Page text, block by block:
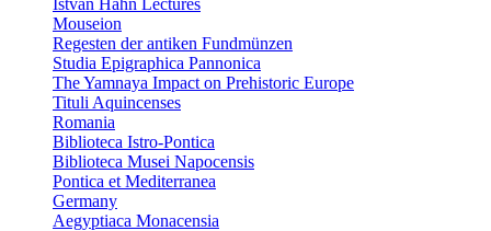
István Hahn Lectures
Mouseion
Regesten der antiken Fundmünzen
Studia Epigraphica Pannonica
The Yamnaya Impact on Prehistoric Europe
Tituli Aquincenses
Romania
Biblioteca Istro-Pontica
Biblioteca Musei Napocensis
Pontica et Mediterranea
Germany
Aegyptiaca Monacensia